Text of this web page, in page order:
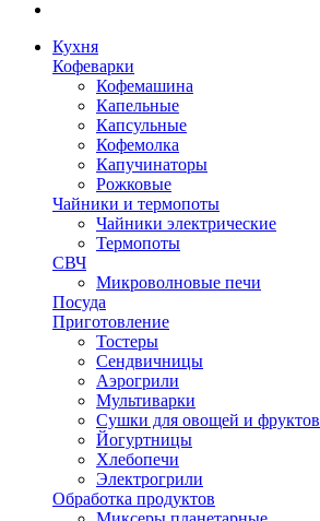
Кухня
Кофеварки
Кофемашина
Капельные
Капсульные
Кофемолка
Капучинаторы
Рожковые
Чайники и термопоты
Чайники электрические
Термопоты
СВЧ
Микроволновые печи
Посуда
Приготовление
Тостеры
Сендвичницы
Аэрогрили
Мультиварки
Сушки для овощей и фруктов
Йогуртницы
Хлебопечи
Электрогрили
Обработка продуктов